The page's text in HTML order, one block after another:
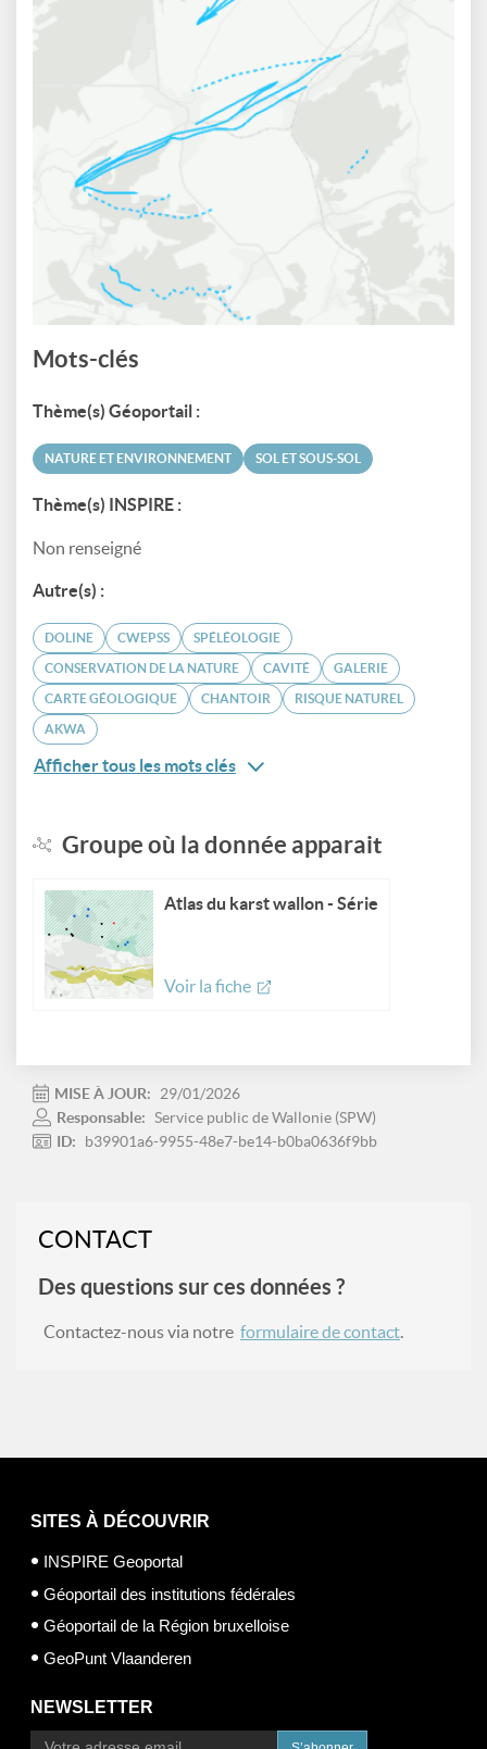
Mots-clés
Thème(s) Géoportail :
NATURE ET ENVIRONNEMENT SOL ET SOUS-SOL
Thème(s) INSPIRE :
Non renseigné
Autre(s) :
DOLINE CWEPSS SPÉLÉOLOGIE
CONSERVATION DE LA NATURE CAVITÉ GALERIE
CARTE GÉOLOGIQUE CHANTOIR RISQUE NATUREL
AKWA
Afficher tous les mots clés
Groupe où la donnée apparait
Atlas du karst wallon - Série
Voir la fiche
MISE À JOUR:
29/01/2026
Responsable: Service public de Wallonie (SPW)
ID:
b39901a6-9955-48e7-be14-b0ba0636f9bb
CONTACT
Des questions sur ces données ?
Contactez-nous via notre formulaire de contact.
SITES À DÉCOUVRIR
INSPIRE Geoportal
Géoportail des institutions fédérales
Géoportail de la Région bruxelloise
GeoPunt Vlaanderen
NEWSLETTER